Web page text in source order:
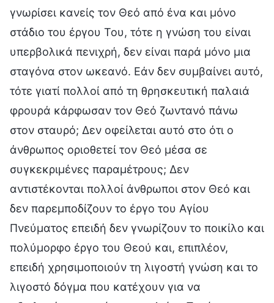
γνωρίσει κανείς τον Θεό από ένα και μόνο
στάδιο του έργου Του, τότε η γνώση του είναι
υπερβολικά πενιχρή, δεν είναι παρά μόνο μια
σταγόνα στον ωκεανό. Εάν δεν συμβαίνει αυτό,
τότε γιατί πολλοί από τη θρησκευτική παλαιά
φρουρά κάρφωσαν τον Θεό ζωντανό πάνω
στον σταυρό; Δεν οφείλεται αυτό στο ότι ο
άνθρωπος οριοθετεί τον Θεό μέσα σε
συγκεκριμένες παραμέτρους; Δεν
αντιστέκονται πολλοί άνθρωποι στον Θεό και
δεν παρεμποδίζουν το έργο του Αγίου
Πνεύματος επειδή δεν γνωρίζουν το ποικίλο και
πολύμορφο έργο του Θεού και, επιπλέον,
επειδή χρησιμοποιούν τη λιγοστή γνώση και το
λιγοστό δόγμα που κατέχουν για να